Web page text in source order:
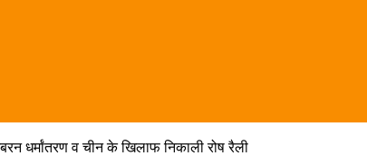
धर्मांतरण व चीन के खिलाफ निकाली रोष रैली